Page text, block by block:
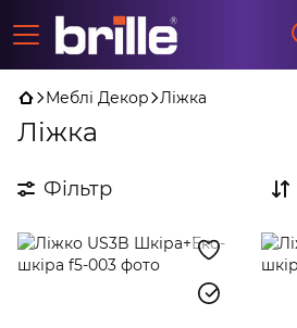
Меблі Декор Ліжка
Ліжка
Фільтр